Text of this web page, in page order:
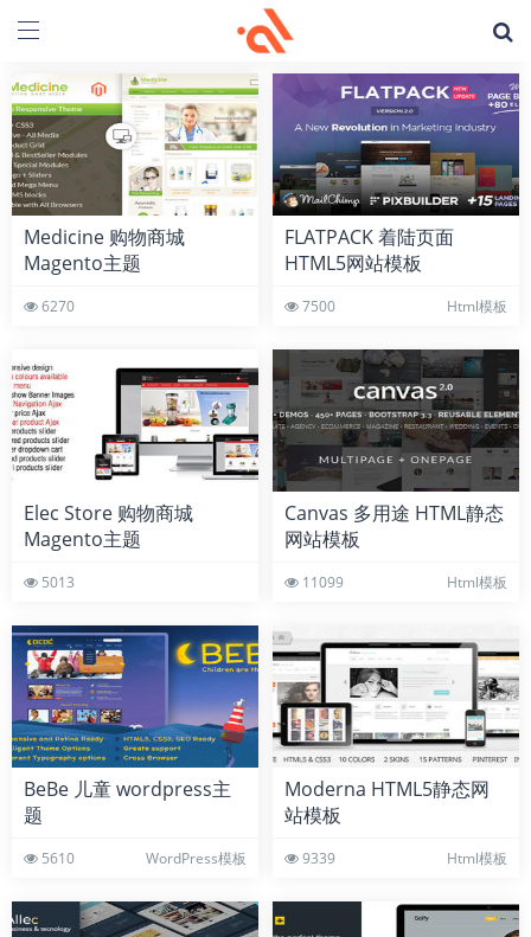
Medicine 购物商城
Magento主题
6270
FLATPACK 着陆页面
HTML5网站模板
7500 Html模板
Elec Store 购物商城
Magento主题
5013
Canvas 多用途 HTML静态
网站模板
11099 Html模板
BeBe 儿童 wordpress主
题
5610 WordPress模板
Moderna HTML5静态网
站模板
9339 Html模板